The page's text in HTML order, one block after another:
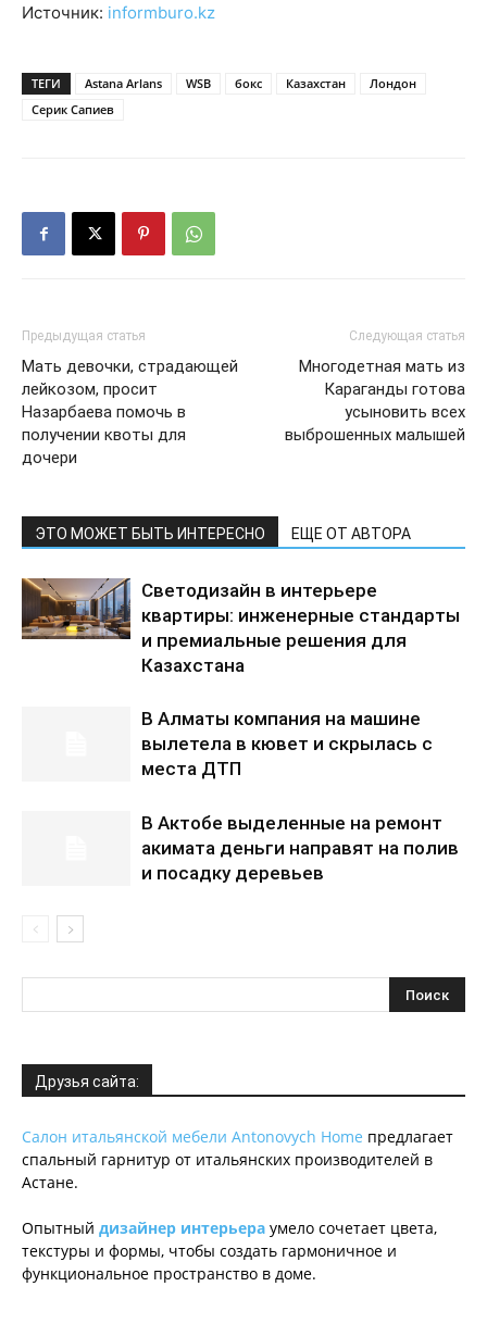
Источник: informburo.kz
ТЕГИ Astana Arlans WSB бокс Казахстан
Лондон
Серик Сапиев
Предыдущая статья
Мать девочки, страдающей
лейкозом, просит
Назарбаева помочь в
получении квоты для
дочери
Следующая статья
Многодетная мать из
Караганды готова
усыновить всех
выброшенных малышей
ЭТО МОЖЕТ БЫТЬ ИНТЕРЕСНО ЕЩЕ ОТ АВТОРА
Светодизайн в интерьере
квартиры: инженерные стандарты
и премиальные решения для
Казахстана
В Алматы компания на машине
вылетела в кювет и скрылась с
места ДТП
В Актобе выделенные на ремонт
акимата деньги направят на полив
и посадку деревьев
Друзья сайта:
Салон итальянской мебели Antonovych Home предлагает
спальный гарнитур от итальянских производителей в
Астане.
Опытный дизайнер интерьера умело сочетает цвета,
текстуры и формы, чтобы создать гармоничное и
функциональное пространство в доме.